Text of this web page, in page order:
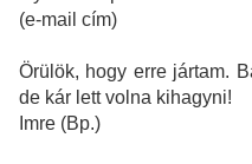
(e-mail cím)
Örülök, hogy erre jártam.
de kár lett volna kihagyni!
Imre (Bp.)